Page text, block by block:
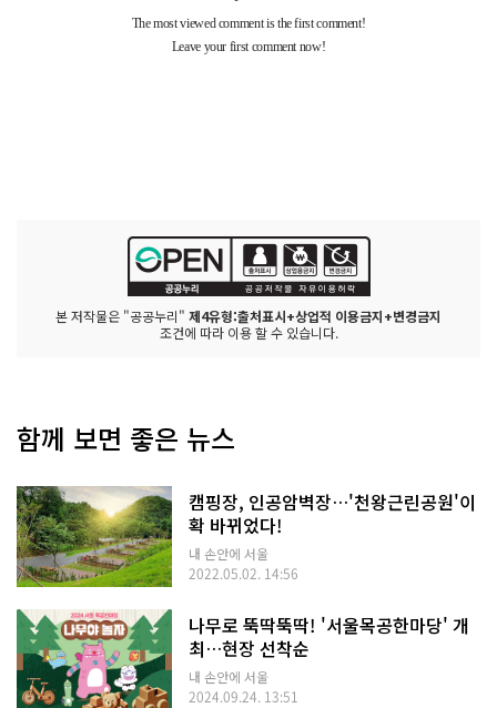
본 저작물은 "공공누리" 제4유형:출처표시+상업적 이용금지+변경금지
조건에 따라 이용 할 수 있습니다.
함께 보면 좋은 뉴스
캠핑장, 인공암벽장…'천왕근린공원'이
확 바뀌었다!
내 손안에 서울
2022.05.02. 14:56
나무로 뚝딱뚝딱! '서울목공한마당' 개
최…현장 선착순
내 손안에 서울
2024.09.24. 13:51